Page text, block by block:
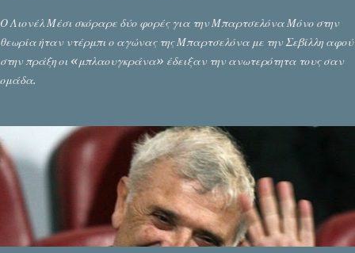
Ο Λιονέλ Μέσι σκόραρε δύο φορές για την Μπαρτσελόνα Μόνο στην
θεωρία ήταν ντέρμπι ο αγώνας της Μπαρτσελόνα με την Σεβίλλη αφού
στην πράξη οι «μπλαουγκράνα» έδειξαν την ανωτερότητα τους σαν
ομάδα.